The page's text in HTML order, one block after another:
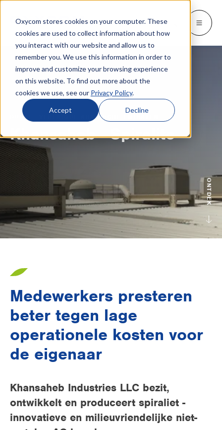
Oxycom stores cookies on your computer. These
cookies are used to collect information about how
you interact with our website and allow us to
remember you. We use this information in order to
improve and customize your browsing experience
on this website. To find out more about the
cookies we use, see our Privacy Policy.
Accept Decline
Producten Producten
IntrCooll: Adiabatische koeling
Koeling voor de industrie met 90% minder
energieverbruik
Verduurzaam uw koelinstallatie met
adiabatische voorkoeling
Go back
Industrieën Industrieën
INDUSTRIEËN
Metaalindustrie
Bakkerijen
Grafische industrie
Distributiecentra
Voedingsmiddelenindustrie
Kunststofindustrie
Supermarkten
Open ruimtes
LBK voorkoelen
Utiliteit
Go back
Kennisbank Kennisbank
Blog & nieuws
Whitepapers & case studies
Downloads
Go back
Oxycom Over Oxycom
MEER OVER OXYCOM
Contact
Service
Adviesbureaus
Over Oxycom
Vacatures
Go back
Languages
SWITCH TO
Deutsch
English
Français
Italiano
Go back
DUBAI - VERENIGDE ARABISCHE EMIRATEN
Khansaheb - Spiralite
ONTDEK
Medewerkers presteren
beter tegen lage
operationele kosten voor
de eigenaar
Khansaheb Industries LLC bezit,
ontwikkelt en produceert spiraliet -
innovatieve en milieuvriendelijke niet-